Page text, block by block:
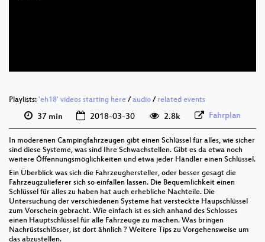
deu
Playlists: 'eh18' videos starting here / audio / related events
37 min 2018-03-30 2.8k Fahrplan
In moderenen Campingfahrzeugen gibt einen Schlüssel für alles, wie sicher
sind diese Systeme, was sind Ihre Schwachstellen. Gibt es da etwa noch
weitere Öffennungsmöglichkeiten und etwa jeder Händler einen Schlüssel.
Ein Überblick was sich die Fahrzeughersteller, oder besser gesagt die
Fahrzeugzulieferer sich so einfallen lassen. Die Bequemlichkeit einen
Schlüssel für alles zu haben hat auch erhebliche Nachteile. Die
Untersuchung der verschiedenen Systeme hat versteckte Haupschlüssel
zum Vorschein gebracht. Wie einfach ist es sich anhand des Schlosses
einen Hauptschlüssel für alle Fahrzeuge zu machen. Was bringen
Nachrüstschlösser, ist dort ähnlich ? Weitere Tips zu Vorgehensweise um
das abzustellen.